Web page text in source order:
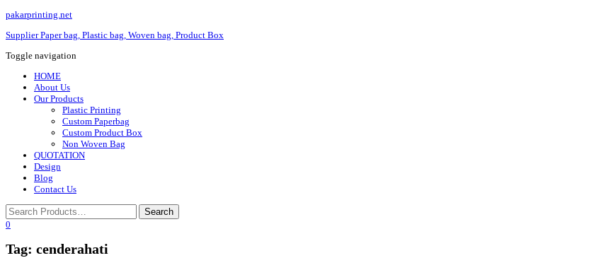
pakarprinting.net
Supplier Paper bag, Plastic bag, Woven bag, Product Box
Toggle navigation
HOME
About Us
Our Products
Plastic Printing
Custom Paperbag
Custom Product Box
Non Woven Bag
QUOTATION
Design
Blog
Contact Us
0
Tag: cenderahati